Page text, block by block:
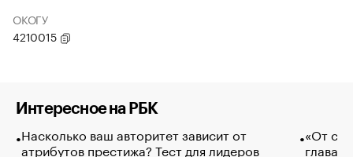
ОКОГУ
4210015
Интересное на РБК
Насколько ваш авторитет зависит от
атрибутов престижа? Тест для лидеров
«От
глава